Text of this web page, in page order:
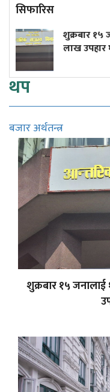
सिफारिस
१५ जनालाई १–१ लाख र
घोषणा हुने
थप
बजार अर्थतन्त्र
शुक्रबार १५